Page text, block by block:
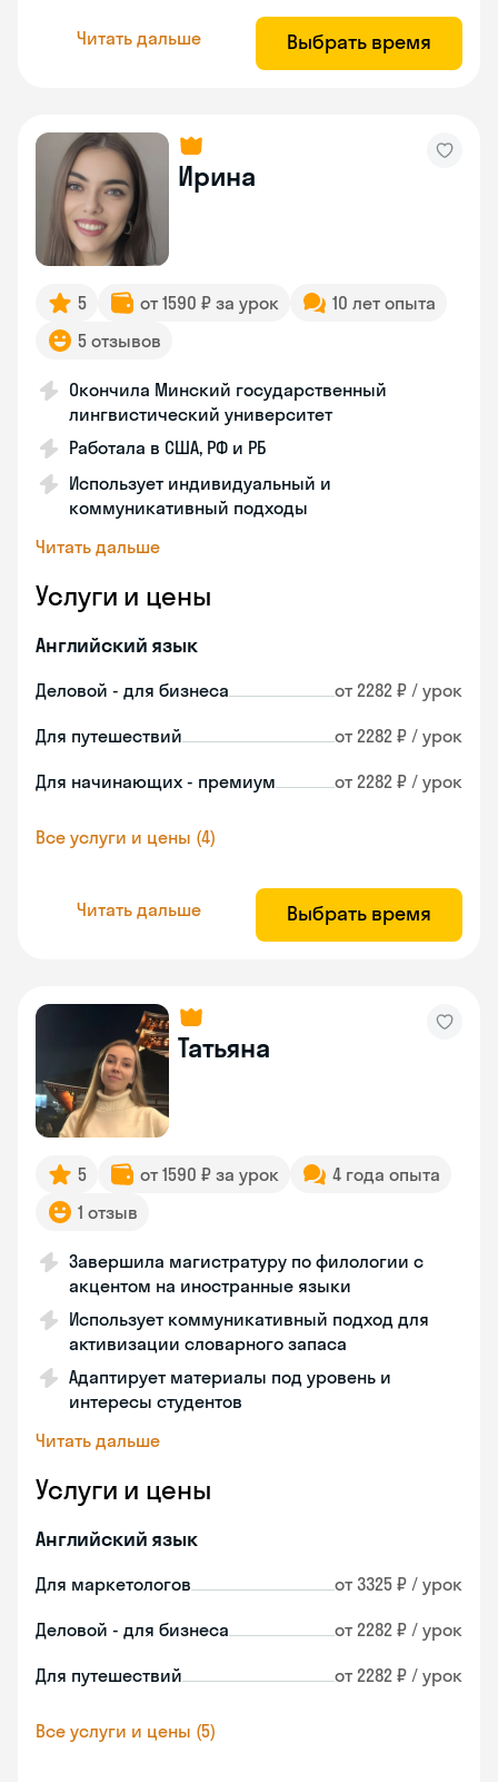
Читать дальше Выбрать время
Ирина
5 от 1590 ₽ за урок
10 лет опыта
5 отзывов
Окончила Минский государственный
лингвистический университет
Работала в США, РФ и РБ
Использует индивидуальный и
коммуникативный подходы
Читать дальше
Услуги и цены
Английский язык
Деловой - для бизнеса от 2282 ₽ / урок
Для путешествий от 2282 ₽ / урок
Для начинающих - премиум от 2282 ₽ / урок
Все услуги и цены (4)
Читать дальше Выбрать время
Татьяна
5 от 1590 ₽ за урок
4 года опыта
1 отзыв
Завершила магистратуру по филологии с
акцентом на иностранные языки
Использует коммуникативный подход для
активизации словарного запаса
Адаптирует материалы под уровень и
интересы студентов
Читать дальше
Услуги и цены
Английский язык
Для маркетологов от 3325 ₽ / урок
Деловой - для бизнеса от 2282 ₽ / урок
Для путешествий от 2282 ₽ / урок
Все услуги и цены (5)